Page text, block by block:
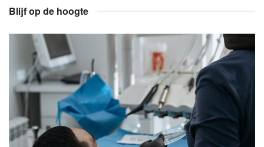
Blijf op de hoogte